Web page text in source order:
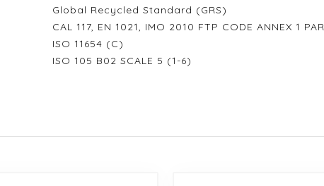
Global Recycled Standard (GRS)
CAL 117, EN 1021, IMO 2010 FTP CODE ANNEX 1
ISO 11654 (C)
ISO 105 B02 SCALE 5 (1-6)